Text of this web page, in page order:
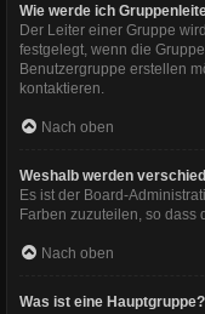
Wie werde ich
Der Leiter einer Gruppe
festgelegt, wenn die
Benutzergruppe erstellen
kontaktieren.
Nach oben
Weshalb werden
Es ist der Board-
Farben zuzuteilen, so dass
Nach oben
Was ist eine Hauptgruppe?